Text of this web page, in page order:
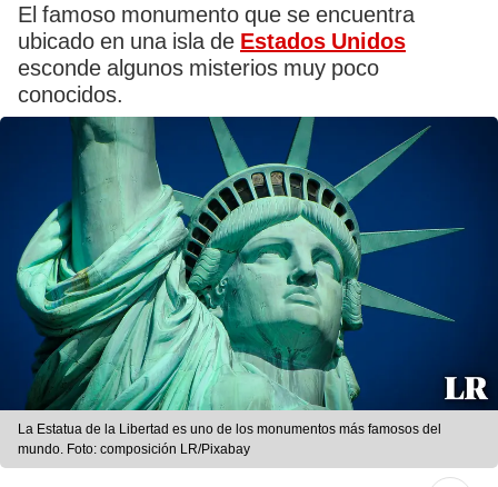
El famoso monumento que se encuentra
ubicado en una isla de Estados Unidos
esconde algunos misterios muy poco
conocidos.
La Estatua de la Libertad es uno de los monumentos más famosos del
mundo. Foto: composición LR/Pixabay